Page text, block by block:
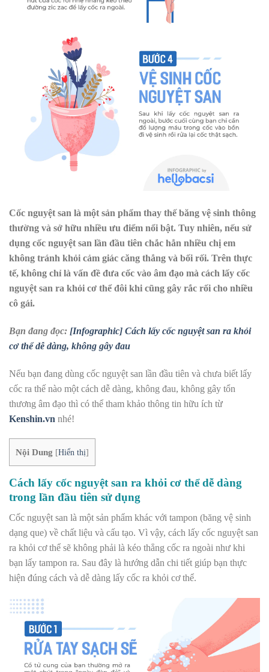
Cốc nguyệt san là một sản phẩm thay thế băng vệ sinh thông
thường và sở hữu nhiều ưu điểm nổi bật. Tuy nhiên, nếu sử
dụng cốc nguyệt san lần đầu tiên chắc hẳn nhiều chị em
không tránh khỏi cảm giác căng thẳng và bối rối. Trên thực
tế, không chỉ là vấn đề đưa cốc vào âm đạo mà cách lấy cốc
nguyệt san ra khỏi cơ thể đôi khi cũng gây rắc rối cho nhiều
cô gái.
Bạn đang đọc: [Infographic] Cách lấy cốc nguyệt san ra khỏi
cơ thể dễ dàng, không gây đau
Nếu bạn đang dùng cốc nguyệt san lần đầu tiên và chưa biết lấy
cốc ra thế nào một cách dễ dàng, không đau, không gây tổn
thương âm đạo thì có thể tham khảo thông tin hữu ích từ
Kenshin.vn nhé!
Nội Dung [Hiển thị]
Cách lấy cốc nguyệt san ra khỏi cơ thể dễ dàng
trong lần đầu tiên sử dụng
Cốc nguyệt san là một sản phẩm khác với tampon (băng vệ sinh
dạng que) về chất liệu và cấu tạo. Vì vậy, cách lấy cốc nguyệt san
ra khỏi cơ thể sẽ không phải là kéo thẳng cốc ra ngoài như khi
bạn lấy tampon ra. Sau đây là hướng dẫn chi tiết giúp bạn thực
hiện đúng cách và dễ dàng lấy cốc ra khỏi cơ thể.